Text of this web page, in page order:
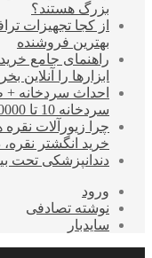
بزرگ هستند؟
از کجا تجهیزات
بهترین فروشنده
راهنمای جامع
ابزارها را آنلاین
احداث سردخانه +
سردخانه 10 تا 10000 تنی
چرا زیورآلات
خرید انگشتر نقره،
دندانپزشکی تحت
ورود
نوشته تصادفی
سایدبار